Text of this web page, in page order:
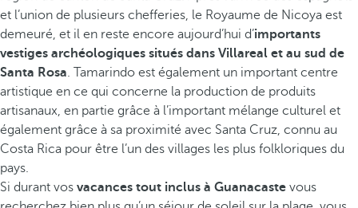
et l’union de plusieurs chefferies, le Royaume de Nicoya est
demeuré, et il en reste encore aujourd’hui d’importants
vestiges archéologiques situés dans Villareal et au sud de
Santa Rosa. Tamarindo est également un important centre
artistique en ce qui concerne la production de produits
artisanaux, en partie grâce à l’important mélange culturel et
également grâce à sa proximité avec Santa Cruz, connu au
Costa Rica pour être l’un des villages les plus folkloriques du
pays.
Si durant vos vacances tout inclus à Guanacaste vous